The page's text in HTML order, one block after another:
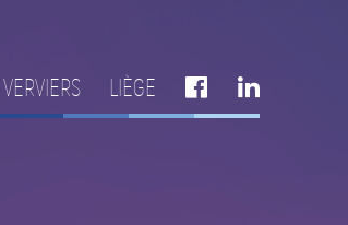
VERVIERS LIÈGE